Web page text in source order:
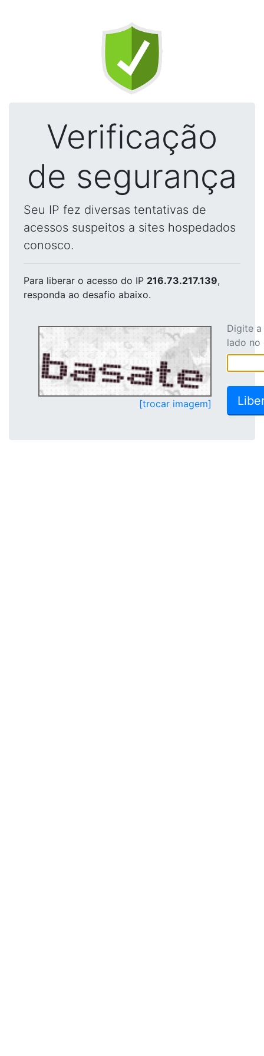
Verificação
de segurança
Seu IP fez diversas tentativas de
acessos suspeitos a sites hospedados
conosco.
Para liberar o acesso do IP 216.73.217.139,
responda ao desafio abaixo.
[trocar imagem]
Digite
lado no